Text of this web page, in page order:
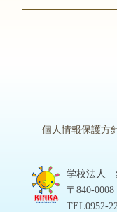
個人情報保護方
学校法人
〒840-
TEL0952-